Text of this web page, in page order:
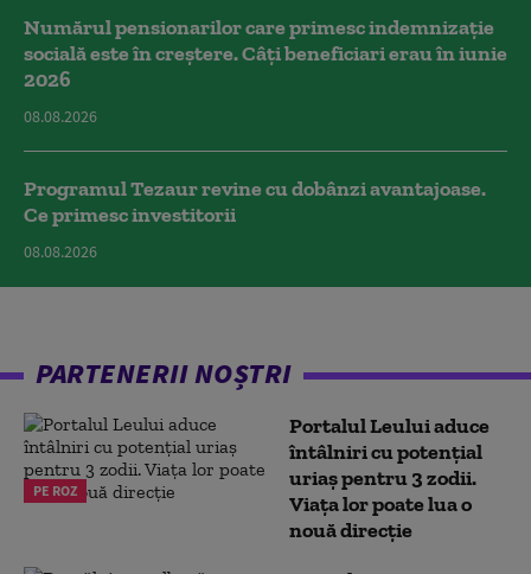
Numărul pensionarilor care primesc indemnizaţie
socială este în creștere. Câți beneficiari erau în iunie
2026
08.08.2026
Programul Tezaur revine cu dobânzi avantajoase.
Ce primesc investitorii
08.08.2026
PARTENERII NOȘTRI
PE ROZ
Portalul Leului aduce
întâlniri cu potențial
uriaș pentru 3 zodii.
Viața lor poate lua o
nouă direcție